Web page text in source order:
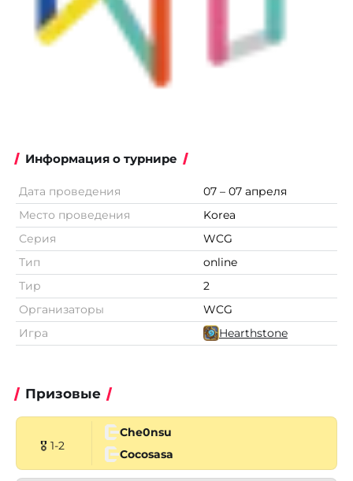
Информация о турнире
Дата проведения
07 – 07 апреля
Место проведения
Korea
Серия
WCG
Тип
online
Тир
2
Организаторы
WCG
Игра
Hearthstone
Призовые
🎖 1-2
Che0nsu
Cocosasa